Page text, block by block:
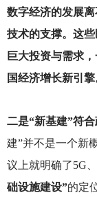
数字经济的发展
技术的支撑。这
巨大投资与需求
国经济增长新引擎
二是“新基建”符
建”并不是一个新
议上就明确了5G
础设施建设”的定